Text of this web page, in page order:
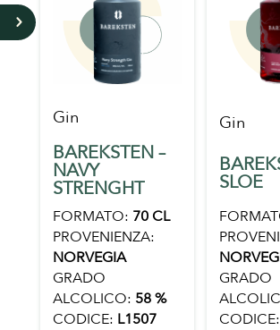
5
Gin
BAREKSTEN –
NAVY
STRENGHT
FORMATO: 70 CL
PROVENIENZA:
NORVEGIA
GRADO
ALCOLICO: 58 %
CODICE: L1507
Gin
SLOE
GRADO
CODICE: